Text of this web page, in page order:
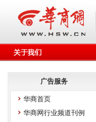
广告服务
华商首页
华商网行业频道刊例